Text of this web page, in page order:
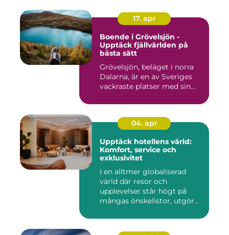
17. apr
Boende i Grövelsjön -
Upptäck fjällvärlden på
bästa sätt
Grövelsjön, beläget i norra
Dalarna, är en av Sveriges
vackraste platser med sin...
04. apr
Upptäck hotellens värld:
Komfort, service och
exklusivitet
I en alltmer globaliserad
värld där resor och
upplevelser står högt på
mångas önskelistor, utgör